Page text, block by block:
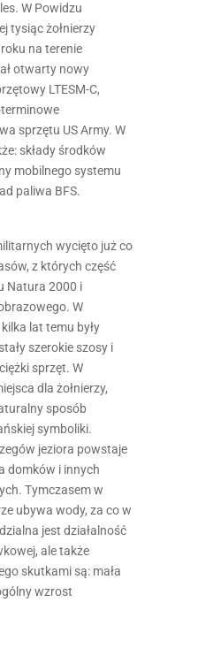
W Powidzu
tysiąc żołnierzy
na terenie
otwarty nowy
LTESM-C,
sprzętu US Army. W
składy środków
mobilnego systemu
paliwa BFS.
wycięto już co
z których część
Natura 2000 i
W
lat temu były
szerokie szosy i
sprzęt. W
dla żołnierzy,
sposób
symboliki.
jeziora powstaje
domków i innych
Tymczasem w
ubywa wody, za co w
jest działalność
ale także
skutkami są: mała
wzrost